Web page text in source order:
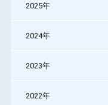
2025年
2024年
2023年
2022年